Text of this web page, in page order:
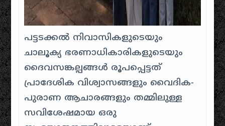
പട്ടടക്കൽ നിവാസികളുടെയും
ചാലൂക്യ ഭരണാധികാരികളുടെയും
ദൈവസങ്കല്പങ്ങൾ രൂപപ്പെട്ടത്
പ്രാദേശിക വിശ്വാസങ്ങളും വൈദിക-
പുരാണ ആചാരങ്ങളും തമ്മിലുള്ള
സവിശേഷമായ ഒരു